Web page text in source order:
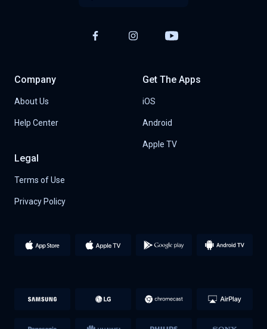
Company
About Us
Help Center
Get The Apps
iOS
Android
Apple TV
Legal
Terms of Use
Privacy Policy